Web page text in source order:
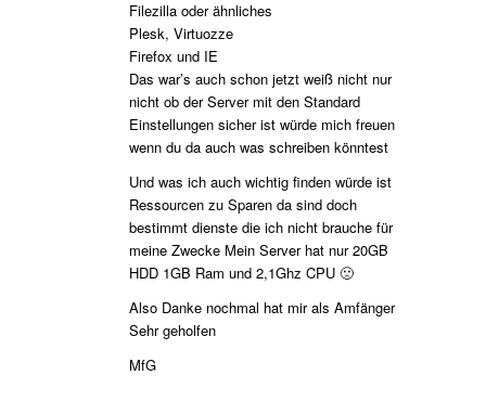
Filezilla oder ähnliches
Plesk, Virtuozze
Firefox und IE
Das war’s auch schon jetzt weiß nicht nur
nicht ob der Server mit den Standard
Einstellungen sicher ist würde mich freuen
wenn du da auch was schreiben könntest
Und was ich auch wichtig finden würde ist
Ressourcen zu Sparen da sind doch
bestimmt dienste die ich nicht brauche für
meine Zwecke Mein Server hat nur 20GB
HDD 1GB Ram und 2,1Ghz CPU 🙁
Also Danke nochmal hat mir als Amfänger
Sehr geholfen
MfG